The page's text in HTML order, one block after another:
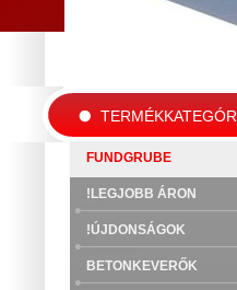
FUNDGRUBE
!LEGJOBB ÁRON
!ÚJDONSÁGOK
BETONKEVERŐK